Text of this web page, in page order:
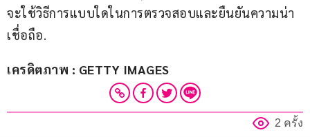
จะใช้วิธีการแบบใดในการตรวจสอบและยืนยันความน่า
เชื่อถือ.
เครดิตภาพ : GETTY IMAGES
2 ครั้ง